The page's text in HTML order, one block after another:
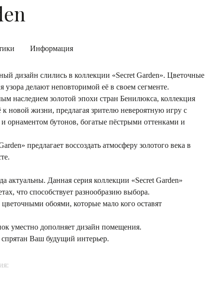
Информация
дизайн слились в коллекции «Secret Garden». Цветочные
делают неповторимой её в своем сегменте.
наследием золотой эпохи стран Бенилюкса, коллекция
к новой жизни, предлагая зрителю невероятную игру с
орнаментом бутонов, богатые пёстрыми оттенками и
предлагает воссоздать атмосферу золотого века в
актуальны. Данная серия коллекции «Secret Garden»
что способствует разнообразию выбора.
обоями, которые мало кого оставят
уместно дополняет дизайн помещения.
Ваш будущий интерьер.